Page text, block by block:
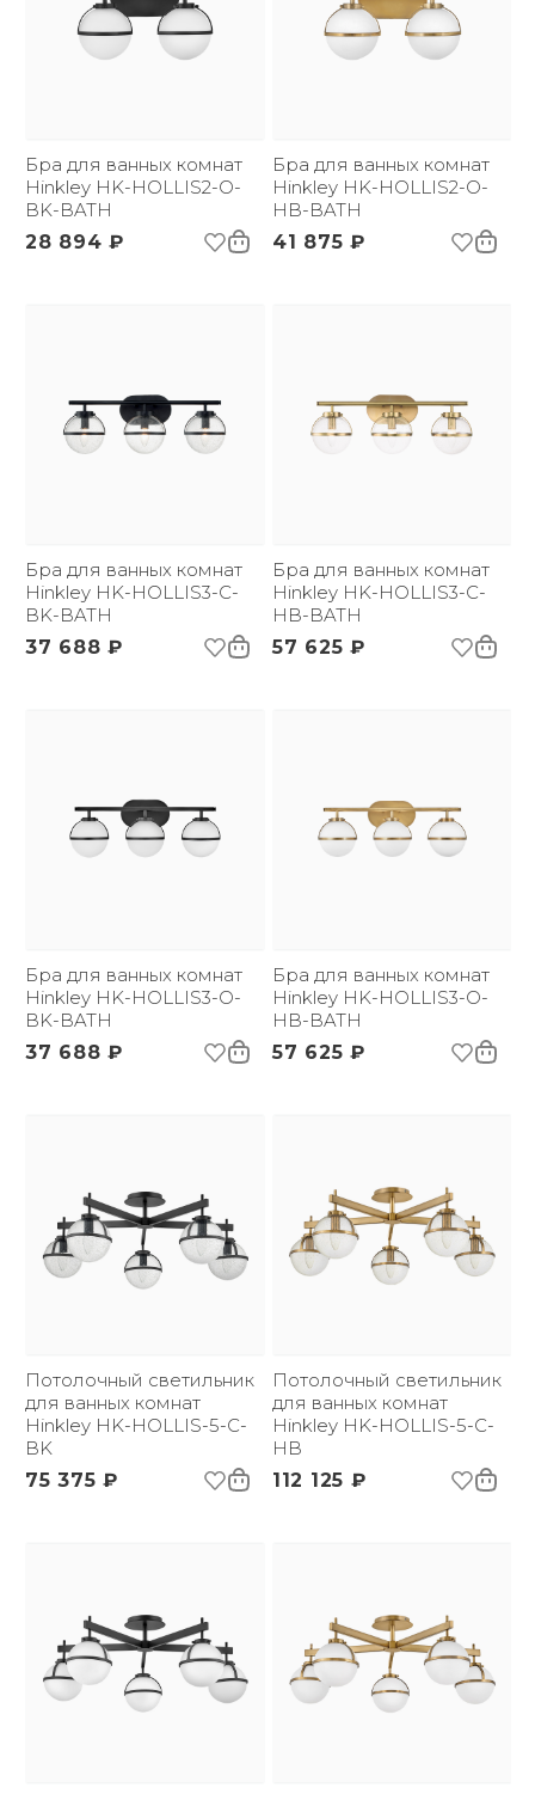
Бра для ванных комнат
Hinkley HK-HOLLIS2-O-
BK-BATH
28 894 ₽
Бра для ванных комнат
Hinkley HK-HOLLIS2-O-
HB-BATH
41 875 ₽
Бра для ванных комнат
Hinkley HK-HOLLIS3-C-
BK-BATH
37 688 ₽
Бра для ванных комнат
Hinkley HK-HOLLIS3-C-
HB-BATH
57 625 ₽
Бра для ванных комнат
Hinkley HK-HOLLIS3-O-
BK-BATH
37 688 ₽
Бра для ванных комнат
Hinkley HK-HOLLIS3-O-
HB-BATH
57 625 ₽
Потолочный светильник
для ванных комнат
Hinkley HK-HOLLIS-5-C-
BK
75 375 ₽
Потолочный светильник
для ванных комнат
Hinkley HK-HOLLIS-5-C-
HB
112 125 ₽